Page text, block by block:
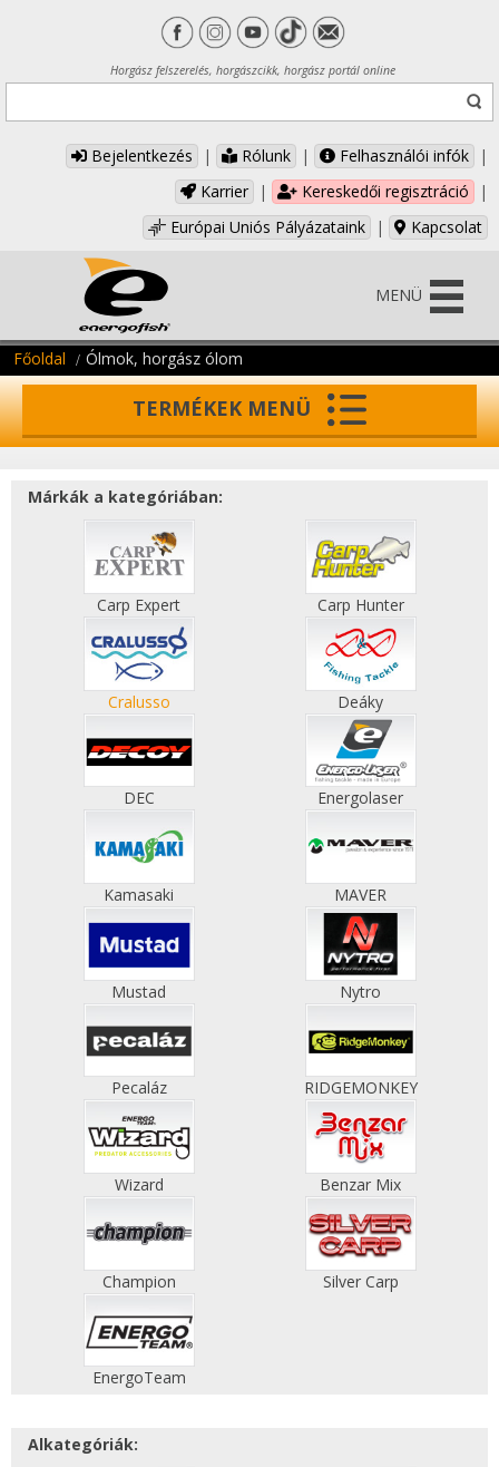
Horgász felszerelés, horgászcikk, horgász portál online
Bejelentkezés | Rólunk | Felhasználói infók
|
Karrier
| Kereskedői regisztráció
|
Európai Uniós Pályázataink
| Kapcsolat
MENÜ
Főoldal Ólmok, horgász ólom
TERMÉKEK MENÜ
Márkák a kategóriában:
Carp Expert Carp Hunter
Cralusso Deáky
DEC Energolaser
Kamasaki MAVER
Mustad Nytro
Pecaláz RIDGEMONKEY
Wizard Benzar Mix
Champion Silver Carp
EnergoTeam
Alkategóriák: